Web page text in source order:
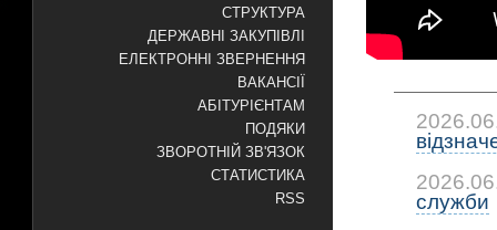
СТРУКТУРА
ДЕРЖАВНІ ЗАКУПІВЛІ
ЕЛЕКТРОННІ ЗВЕРНЕННЯ
ВАКАНСІЇ
АБІТУРІЄНТАМ
ПОДЯКИ
ЗВОРОТНІЙ ЗВ'ЯЗОК
СТАТИСТИКА
RSS
служби